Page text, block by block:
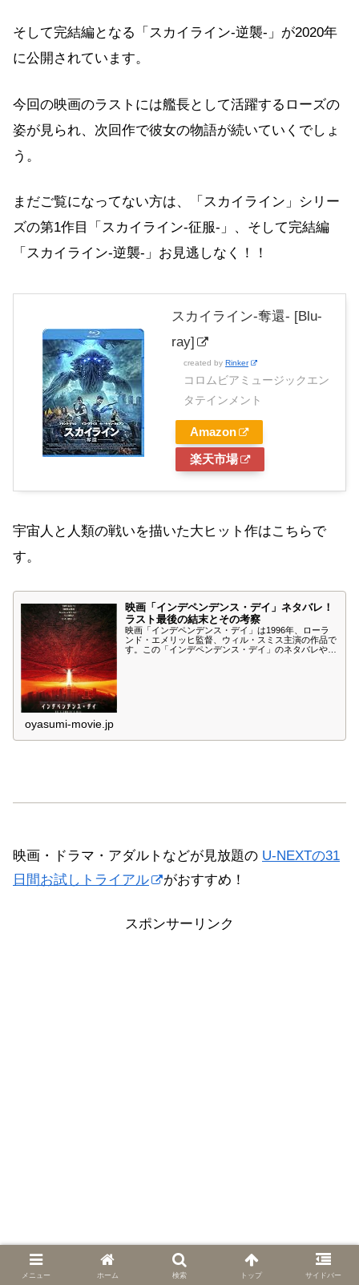
そして完結編となる「スカイライン-逆襲-」が2020年
に公開されています。
今回の映画のラストには艦長として活躍するローズの
姿が見られ、次回作で彼女の物語が続いていくでしょ
う。
まだご覧になってない方は、「スカイライン」シリー
ズの第1作目「スカイライン-征服-」、そして完結編
「スカイライン-逆襲-」お見逃しなく！！
スカイライン-奪還- [Blu-
ray]
created by Rinker
コロムビアミュージックエン
タテインメント
Amazon
楽天市場
宇宙人と人類の戦いを描いた大ヒット作はこちらで
す。
映画「インデペンデンス・デイ」ネタバレ！
ラスト最後の結末とその考察
映画「インデペンデンス・デイ」は1996年、ローラ
ンド・エメリッヒ監督、ウィル・スミス主演の作品で
す。この「インデペンデンス・デイ」のネタバレやあ
oyasumi-movie.jp
映画・ドラマ・アダルトなどが見放題の U-NEXTの31
日間お試しトライアル
がおすすめ！
スポンサーリンク
メニュー ホーム 検索 トップ サイドバー